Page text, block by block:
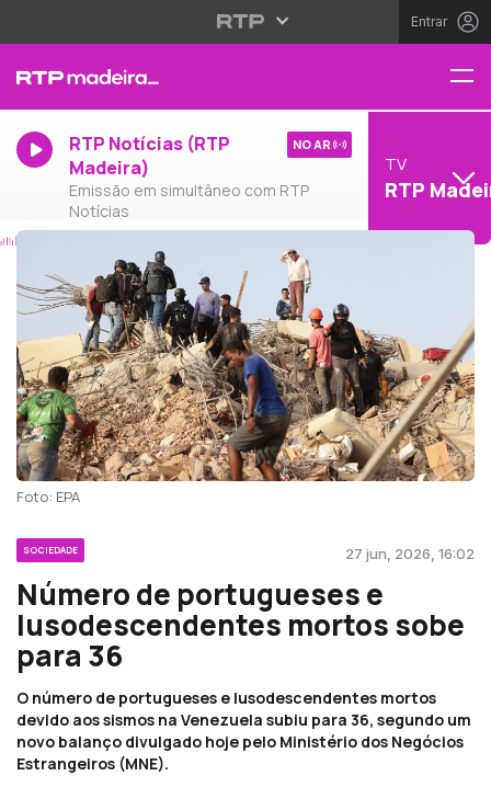
Entrar
RTP Notícias (RTP
Madeira)
Emissão em simultâneo com RTP
Notícias
NO AR
TV
RTP
Foto: EPA
SOCIEDADE 27 jun, 2026, 16:02
Número de portugueses e
lusodescendentes mortos sobe
para 36
O número de portugueses e lusodescendentes mortos
devido aos sismos na Venezuela subiu para 36, segundo um
novo balanço divulgado hoje pelo Ministério dos Negócios
Estrangeiros (MNE).